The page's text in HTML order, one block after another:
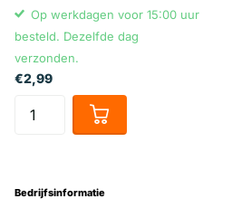
Op werkdagen voor 15:00 uur
besteld. Dezelfde dag
verzonden.
€2,99
Bedrijfsinformatie